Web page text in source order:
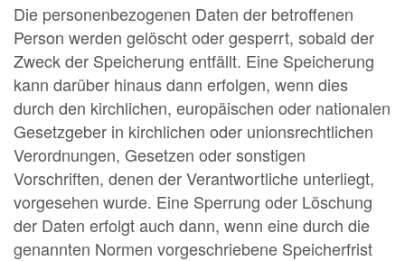
Die personenbezogenen Daten der betroffenen
Person werden gelöscht oder gesperrt, sobald der
Zweck der Speicherung entfällt. Eine Speicherung
kann darüber hinaus dann erfolgen, wenn dies
durch den kirchlichen, europäischen oder nationalen
Gesetzgeber in kirchlichen oder unionsrechtlichen
Verordnungen, Gesetzen oder sonstigen
Vorschriften, denen der Verantwortliche unterliegt,
vorgesehen wurde. Eine Sperrung oder Löschung
der Daten erfolgt auch dann, wenn eine durch die
genannten Normen vorgeschriebene Speicherfrist